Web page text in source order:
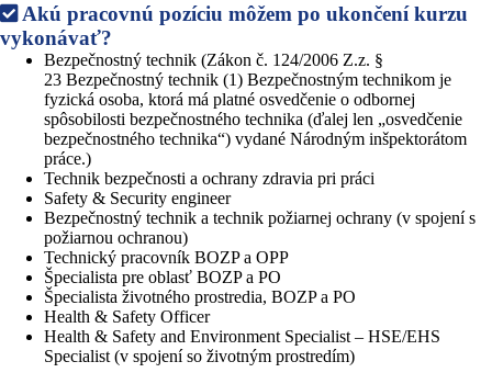
Akú pracovnú pozíciu môžem po ukončení kurzu
vykonávať?
Bezpečnostný technik (Zákon č. 124/2006 Z.z. §
23 Bezpečnostný technik (1) Bezpečnostným technikom je
fyzická osoba, ktorá má platné osvedčenie o odbornej
spôsobilosti bezpečnostného technika (ďalej len „osvedčenie
bezpečnostného technika“) vydané Národným inšpektorátom
práce.)
Technik bezpečnosti a ochrany zdravia pri práci
Safety & Security engineer
Bezpečnostný technik a technik požiarnej ochrany (v spojení s
požiarnou ochranou)
Technický pracovník BOZP a OPP
Špecialista pre oblasť BOZP a PO
Špecialista životného prostredia, BOZP a PO
Health & Safety Officer
Health & Safety and Environment Specialist – HSE/EHS
Specialist (v spojení so životným prostredím)